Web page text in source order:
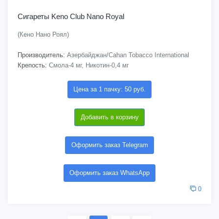
Сигареты Keno Club Nano Royal
(Кено Нано Роял)
Производитель: Азербайджан/Cahan Tobacco International
Крепость: Смола-4 мг, Никотин-0,4 мг
Цена за 1 пачку: 50 руб.
Добавить в корзину
Оформить заказ Telegram
Оформить заказ WhatsApp
0